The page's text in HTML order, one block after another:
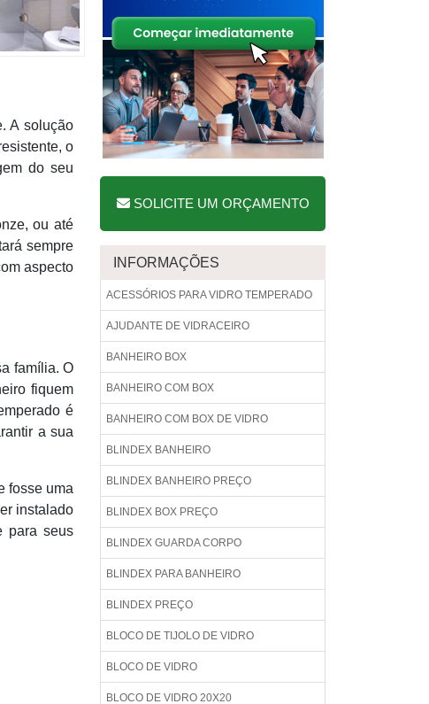
A solução
o
do seu
ou até
sempre
aspecto
família. O
fiquem
é
a sua
fosse uma
instalado
para seus
SOLICITE UM ORÇAMENTO
INFORMAÇÕES
ACESSÓRIOS PARA VIDRO TEMPERADO
AJUDANTE DE VIDRACEIRO
BANHEIRO BOX
BANHEIRO COM BOX
BANHEIRO COM BOX DE VIDRO
BLINDEX BANHEIRO
BLINDEX BANHEIRO PREÇO
BLINDEX BOX PREÇO
BLINDEX GUARDA CORPO
BLINDEX PARA BANHEIRO
BLINDEX PREÇO
BLOCO DE TIJOLO DE VIDRO
BLOCO DE VIDRO
BLOCO DE VIDRO 20X20